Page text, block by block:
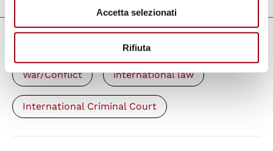
Accetta selezionati
Rifiuta
War/Conflict international law
International Criminal Court